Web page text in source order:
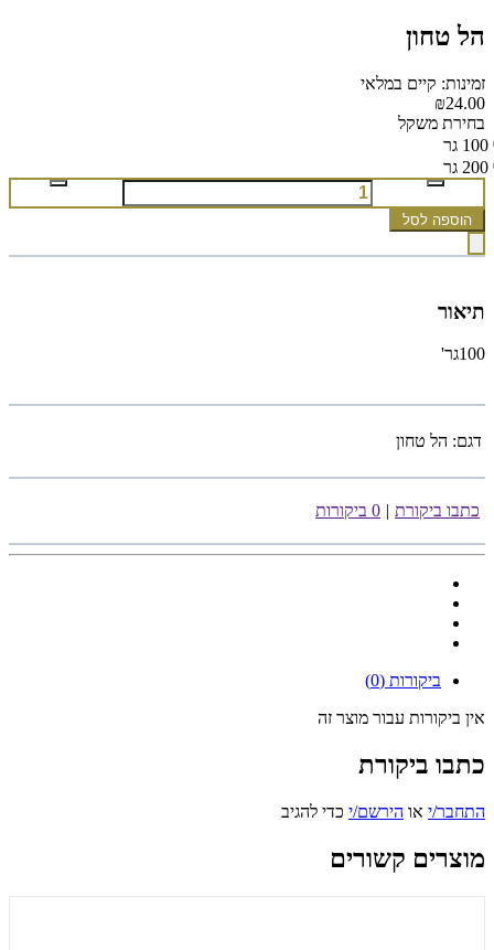
הל טחון
זמינות: קיים במלאי
₪24.00
בחירת משקל
100 גר
200 גר
הוספה לסל
תיאור
100גר'
דגם: הל טחון
כתבו ביקורת | 0 ביקורות
ביקורות (0)
אין ביקורות עבור מוצר זה
כתבו ביקורת
התחבר/י או הירשם/י כדי להגיב
מוצרים קשורים